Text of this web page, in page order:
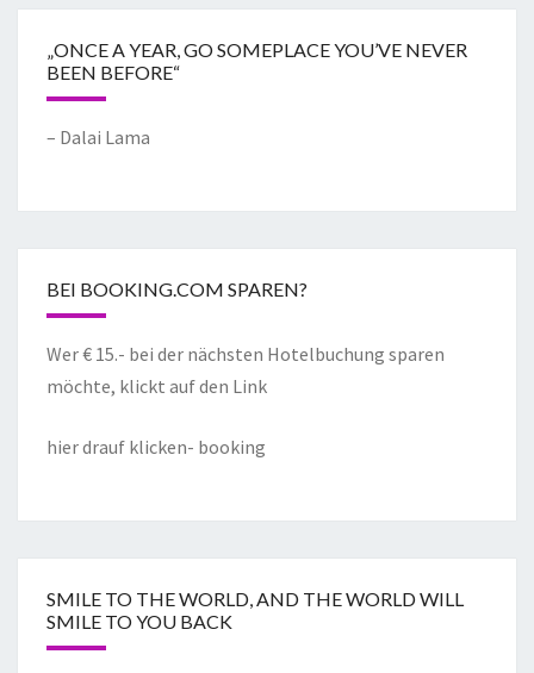
„ONCE A YEAR, GO SOMEPLACE YOU’VE NEVER
BEEN BEFORE“
– Dalai Lama
BEI BOOKING.COM SPAREN?
Wer € 15.- bei der nächsten Hotelbuchung sparen
möchte, klickt auf den Link
hier drauf klicken- booking
SMILE TO THE WORLD, AND THE WORLD WILL
SMILE TO YOU BACK